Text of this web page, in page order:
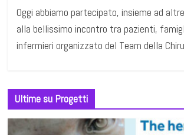
Oggi abbiamo partecipato, insieme ad
alla bellissimo incontro tra pazienti,
infermieri organizzato del Team della
Ultime su Progetti